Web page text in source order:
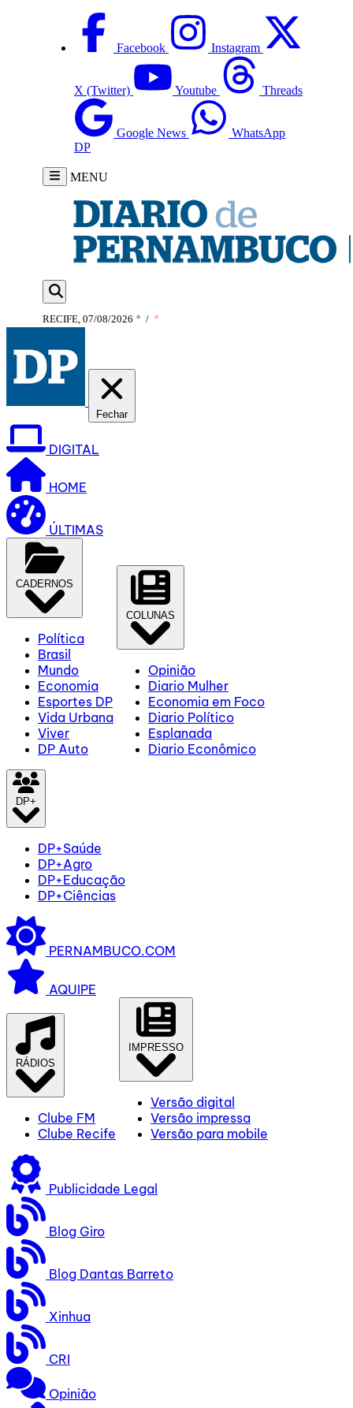
Facebook Instagram
X (Twitter) Youtube Threads
Google News
WhatsApp
DP
MENU
RECIFE, 07/08/2026 ° / °
Fechar
DIGITAL
HOME
ÚLTIMAS
CADERNOS
Política
Brasil
Mundo
Economia
Esportes DP
Vida Urbana
Viver
DP Auto
COLUNAS
Opinião
Diario Mulher
Economia em Foco
Diario Político
Esplanada
Diario Econômico
DP+
DP+Saúde
DP+Agro
DP+Educação
DP+Ciências
PERNAMBUCO.COM
AQUIPE
RÁDIOS
Clube FM
Clube Recife
IMPRESSO
Versão digital
Versão impressa
Versão para mobile
Publicidade Legal
Blog Giro
Blog Dantas Barreto
Xinhua
CRI
Opinião